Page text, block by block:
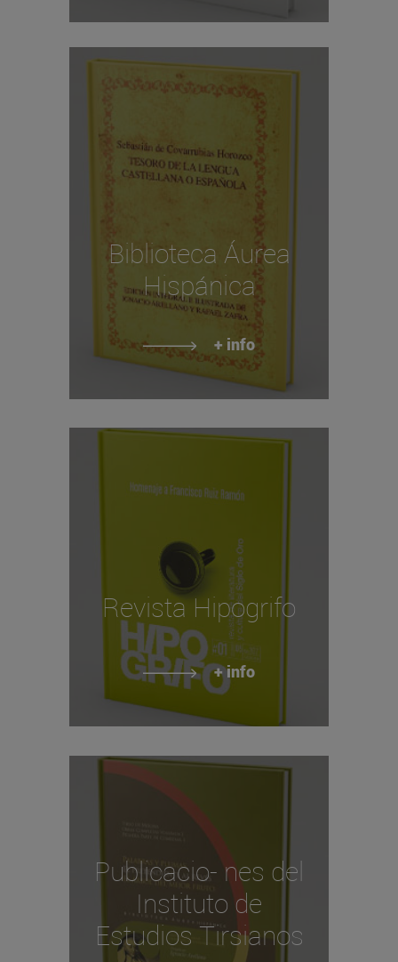
Biblioteca Áurea
Hispánica
+ info
Revista Hipogrifo
+ info
Publicacio- nes del
Instituto de
Estudios Tirsianos